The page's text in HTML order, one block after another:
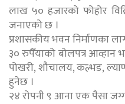
लाख ५० हजारको फोहोर
जनाएको छ ।
प्रशासकीय भवन निर्माणका
३० रुपैँयाको बोलपत्र आव्हान
पोखरी, शौचालय, कल्भड,
हुनेछ ।
२४ रोपनी ९ आना एक पैसा